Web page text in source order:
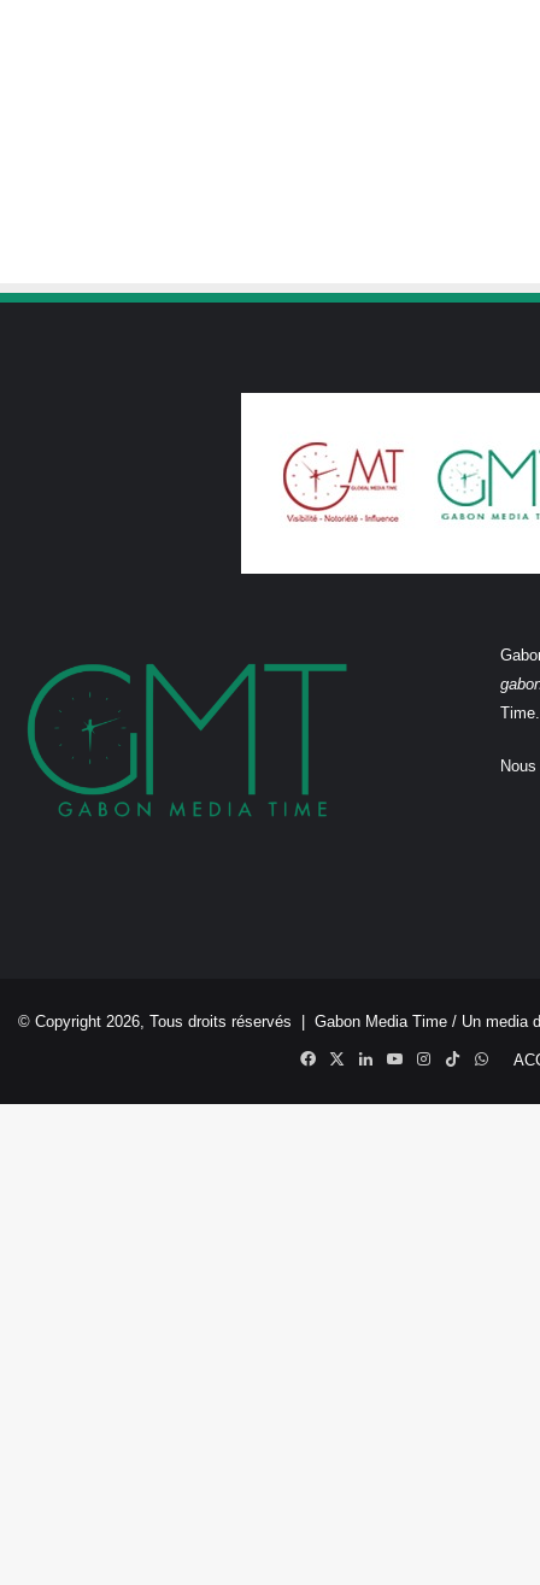
Time.
© Copyright 2026, Tous droits réservés | Gabon Media Time / Un media
Facebook
X LinkedinYouTubeInstagram
TikTok